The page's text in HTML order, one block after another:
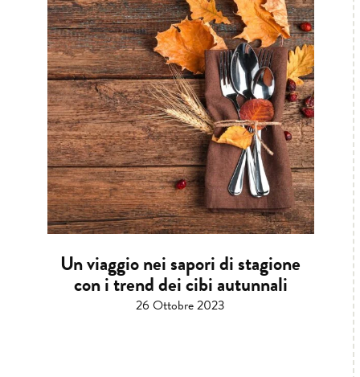
Un viaggio nei sapori di stagione
con i trend dei cibi autunnali
26 Ottobre 2023